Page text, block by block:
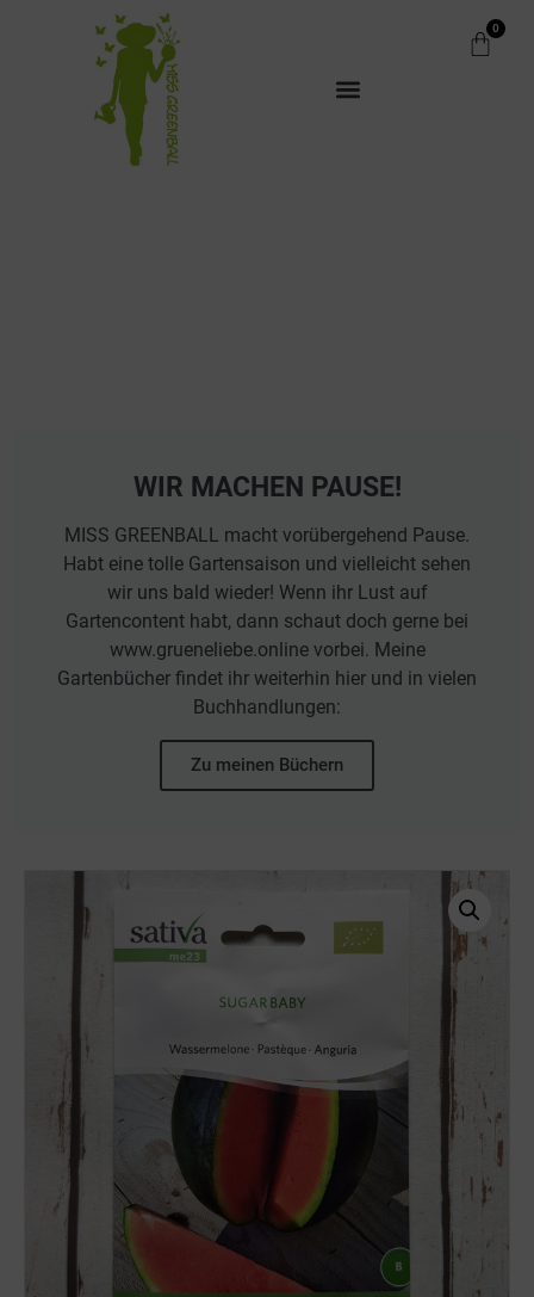
0
WIR MACHEN PAUSE!
MISS GREENBALL macht vorübergehend Pause.
Habt eine tolle Gartensaison und vielleicht sehen
wir uns bald wieder! Wenn ihr Lust auf
Gartencontent habt, dann schaut doch gerne bei
www.grueneliebe.online vorbei. Meine
Gartenbücher findet ihr weiterhin hier und in vielen
Buchhandlungen:
Zu meinen Büchern